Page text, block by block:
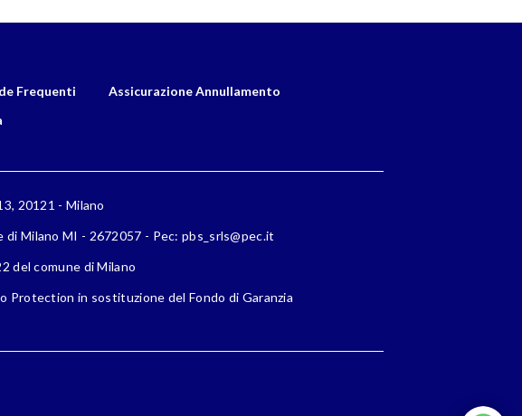
Frequenti
Assicurazione Annullamento
20121 - Milano
Milano MI - 2672057 - Pec: pbs_srls@pec.it
del comune di Milano
Protection in sostituzione del Fondo di Garanzia